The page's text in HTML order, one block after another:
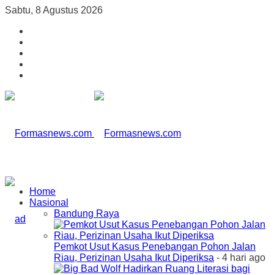
Sabtu, 8 Agustus 2026
Home
Nasional
Bandung Raya
Pemkot Usut Kasus Penebangan Pohon Jalan
Riau, Perizinan Usaha Ikut Diperiksa - 4 hari ago